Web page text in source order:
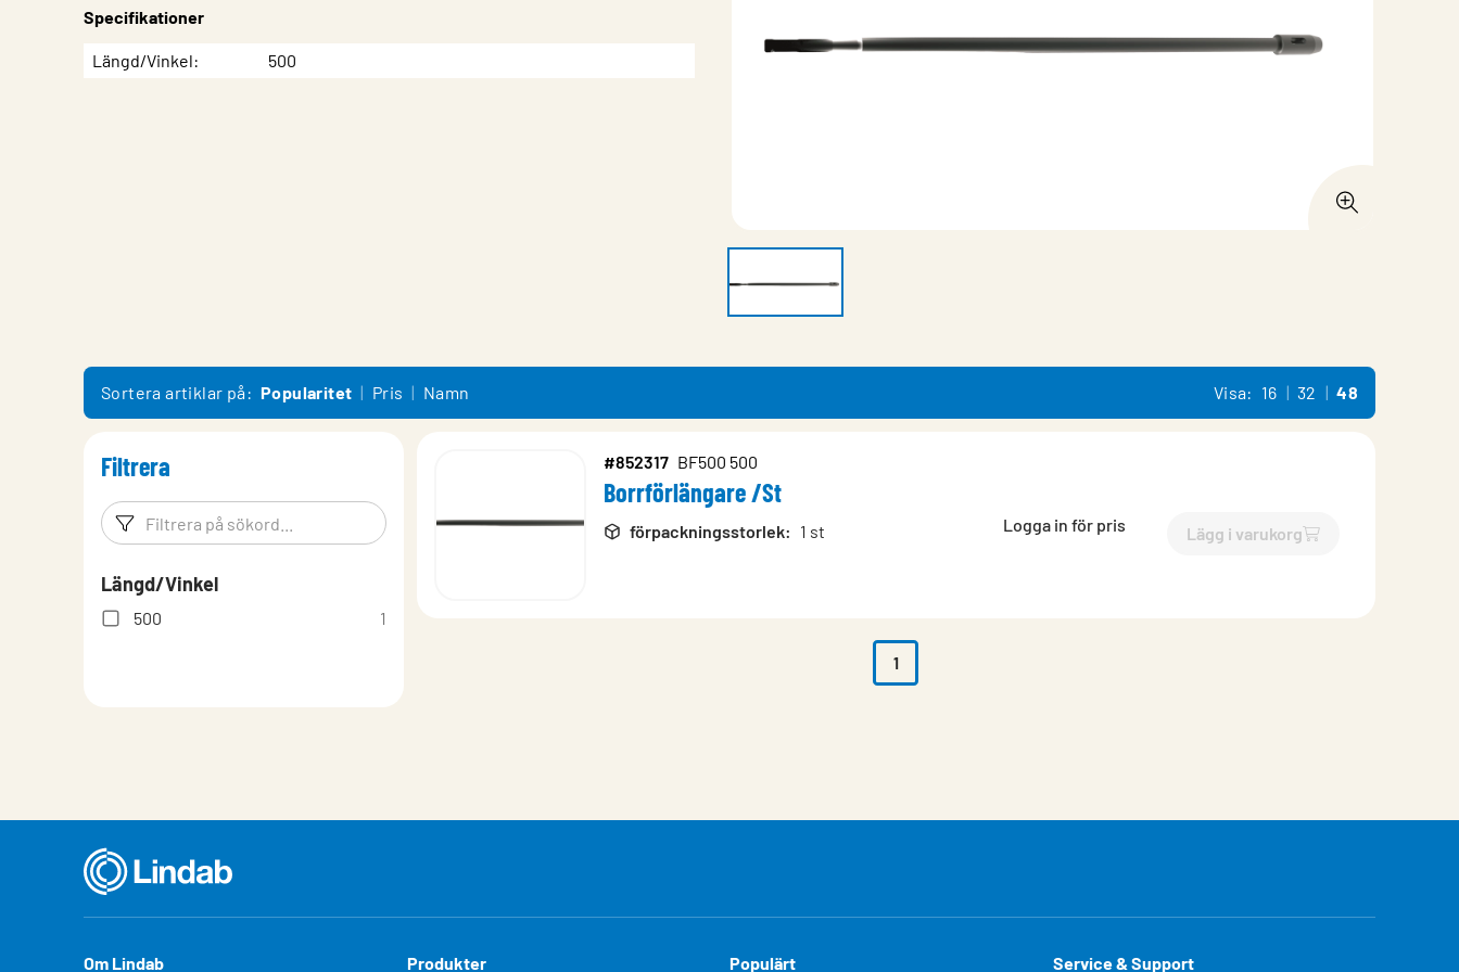
Specifikationer
EgenskapVärde
Längd/Vinkel 500
Sortera artiklar på: Popularitet Pris Namn Visa: 16 32 48
Filtrera
Filtreringsord Filtrera produkter
Längd/Vinkel
500 1
#852317 BF500 500
Borrförlängare /St
förpackningsstorlek: 1 st Logga in för pris Lägg i varukorg
`$Lägg till
1
Om Lindab Produkter Populärt Service & Support